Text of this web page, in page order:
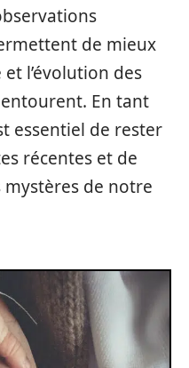
de mieux
l’évolution des
En tant
essentiel de rester
récentes et de
de notre